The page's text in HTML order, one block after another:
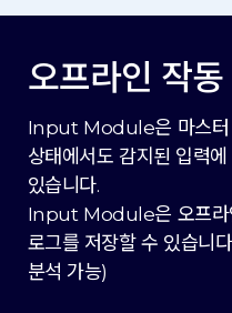
오프라인 작동
Input Module은 마스터
상태에서도 감지된 입력
있습니다.
Input Module은 오프라
로그를 저장할 수 있습니
분석 가능)